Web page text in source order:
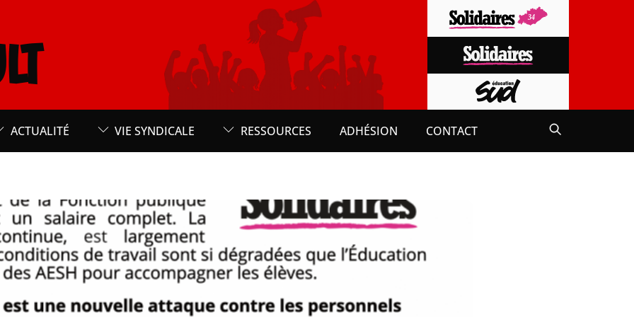
ACTUALITÉ VIE SYNDICALE RESSOURCES ADHÉSION CONTACT